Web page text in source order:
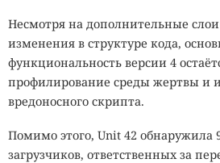
Несмотря на дополнительные
изменения в структуре кода,
функциональность версии 4
профилирование среды жертвы и
вредоносного скрипта.
Помимо этого, Unit 42 обнаружила
загрузчиков, ответственных за